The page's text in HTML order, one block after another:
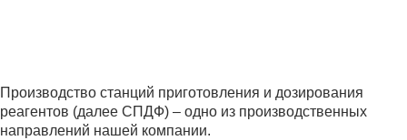
Производство станций приготовления и дозирования
реагентов (далее СПДФ) – одно из производственных
направлений нашей компании.